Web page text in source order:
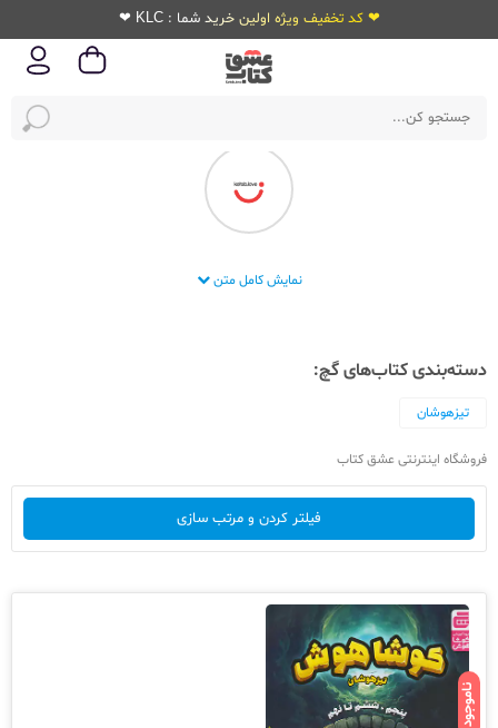
❤ کد تخفیف ویژه اولین خرید شما : KLC ❤
انتشارات گچ
نمایش کامل متن
دسته‌بندی کتاب‌های گچ:
تیزهوشان
فروشگاه اینترنتی عشق کتاب
فیلتر کردن و مرتب سازی
ناموجود